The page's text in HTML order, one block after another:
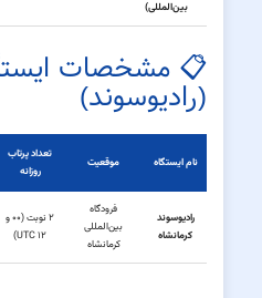
بین‌المللی)
📋 مشخصات
(رادیوسوند)
نام ایستگاه موقعیت
تعداد پرتاب
روزانه
رادیوسوند
کرمانشاه
فرودگاه
بین‌المللی
کرمانشاه
۲ نوبت (۰۰ و
۱۲ UTC)